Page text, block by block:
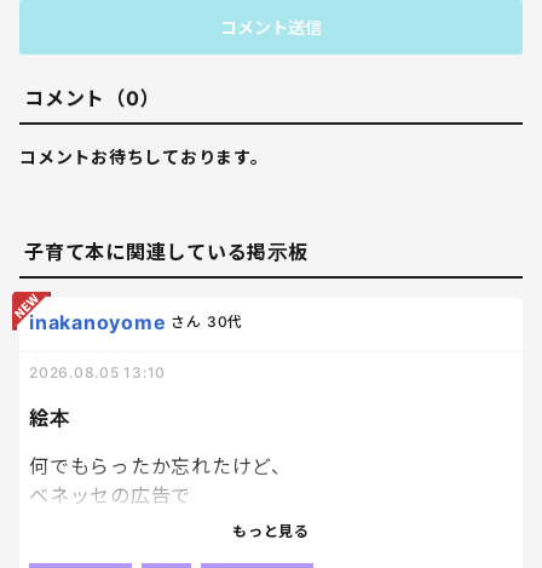
コメント送信
コメント（0）
コメントお待ちしております。
子育て本に関連している掲示板
絵本
inakanoyome さん 30代
2026.08.05 13:10
何でもらったか忘れたけど、
ベネッセの広告で
もっと見る